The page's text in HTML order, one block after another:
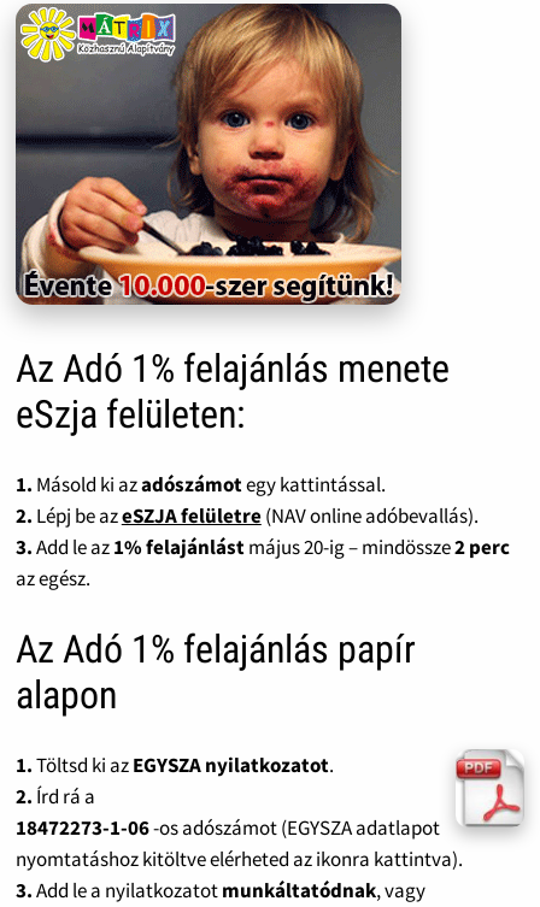
Az Adó 1% felajánlás menete
eSzja felületen:
1. Másold ki azadószámotegy kattintással.
2. Lépj be azeSZJA felületre(NAV online adóbevallás).
3.Add le az1% felajánlástmájus 20-ig – mindössze2 perc
az egész.
Az Adó 1% felajánlás papír
alapon
1.Töltsd ki azEGYSZA nyilatkozatot.
2. Írd rá a
18472273-1-06-os adószámot (EGYSZA adatlapot
nyomtatáshoz kitöltve elérheted az ikonra kattintva).
3.Add le a nyilatkozatotmunkáltatódnak, vagy